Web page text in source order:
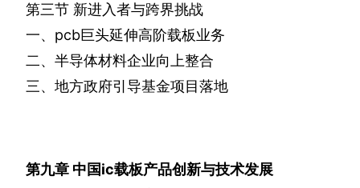
第三节 新进入者与跨界挑战
一、 pcb巨头延伸高阶载板业务
二、半导体材料企业向上整合
三、地方政府引导基金项目落地
第九章 中国ic载板产品创新与技术发展